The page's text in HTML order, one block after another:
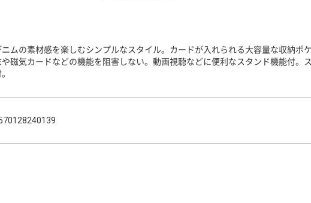
ニムの素材感を楽しむシンプルなスタイル。カードが入れられる大容量な収納ポ
や磁気カードなどの機能を阻害しない。動画視聴などに便利なスタンド機能付。